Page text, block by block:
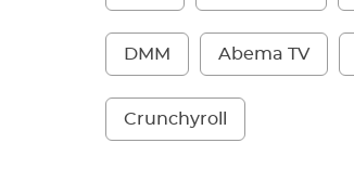
DMM Abema TV
Crunchyroll